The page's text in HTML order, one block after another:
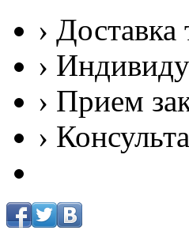
›
›
› Прием
›